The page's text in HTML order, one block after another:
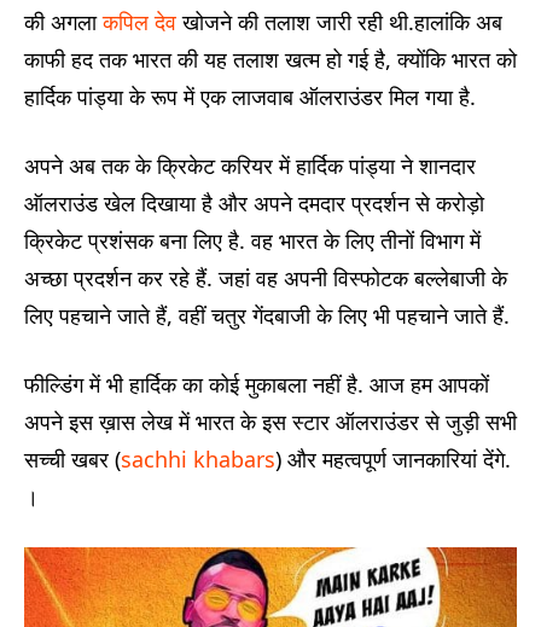
की अगलाकपिल देवखोजने की तलाश जारी रही थी.हालांकि अब
काफी हद तक भारत की यह तलाश खत्म हो गई है, क्योंकि भारत को
हार्दिक पांड्या के रूप में एक लाजवाब ऑलराउंडर मिल गया है.
अपने अब तक के क्रिकेट करियर में हार्दिक पांड्या ने शानदार
ऑलराउंड खेल दिखाया है और अपने दमदार प्रदर्शन से करोड़ो
क्रिकेट प्रशंसक बना लिए है. वह भारत के लिए तीनों विभाग में
अच्छा प्रदर्शन कर रहे हैं. जहां वह अपनी विस्फोटक बल्लेबाजी के
लिए पहचाने जाते हैं, वहीं चतुर गेंदबाजी के लिए भी पहचाने जाते हैं.
फील्डिंग में भी हार्दिक का कोई मुकाबला नहीं है. आज हम आपकों
अपने इस ख़ास लेख में भारत के इस स्टार ऑलराउंडर से जुड़ी सभी
सच्ची खबर (sachhi khabars) और महत्वपूर्ण जानकारियां देंगे.
।